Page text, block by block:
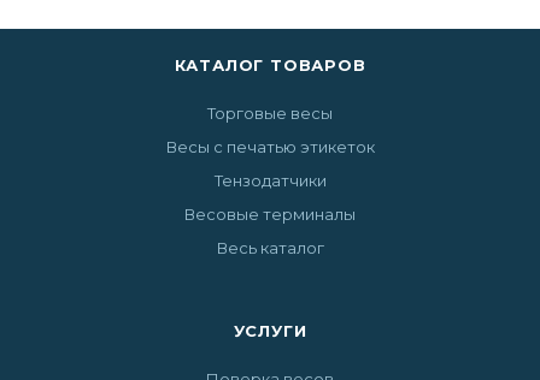
КАТАЛОГ ТОВАРОВ
Торговые весы
Весы с печатью этикеток
Тензодатчики
Весовые терминалы
Весь каталог
УСЛУГИ